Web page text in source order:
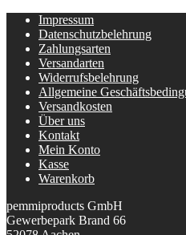
Impressum
Datenschutzbelehrung
Zahlungsarten
Versandarten
Widerrufsbelehrung
Allgemeine
Versandkosten
Über uns
Kontakt
Mein Konto
Kasse
Warenkorb
pemmiproducts GmbH
Gewerbepark Brand 66